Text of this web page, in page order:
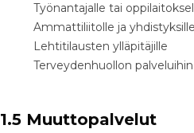
Työnantajalle tai
Ammattiliitolle ja yhdistyksille
Lehtitilausten ylläpitäjille
Terveydenhuollon
1.5 Muuttopalvelut